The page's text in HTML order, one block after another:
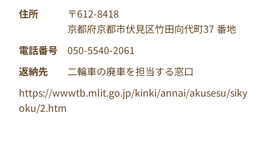
住所
〒612-8418
京都府京都市伏見区竹田向代町37 番地
電話番号
050-5540-2061
返納先
二輪車の廃車を担当する窓口
https://wwwtb.mlit.go.jp/kinki/annai/akusesu/siky
oku/2.htm